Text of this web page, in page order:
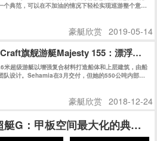
个典范，可以在不加油的情况下轻松实现巡游整个意大
前例的最高分：147分，再次证明了Permare船厂在绿色
豪艇欣赏 2019-05-14
旗舰游艇Majesty 155：漂浮在海
米超级游艇以增强复合材料打造船体和上层建筑，由船
队设计。Sehamia在3月交付，但她的550公吨内部空
豪艇欣赏 2018-12-24
G：甲板空间最大化的典范之